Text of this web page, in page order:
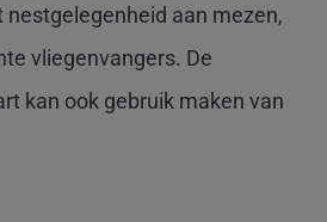
nestgelegenheid aan mezen,
vliegenvangers. De
kan ook gebruik maken van